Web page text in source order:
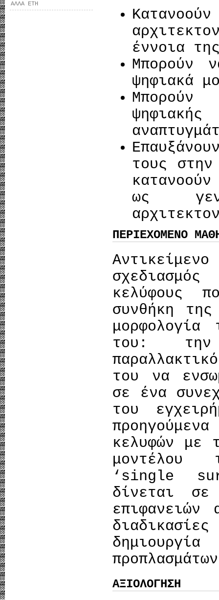
ΑΛΛΑ ΕΤΗ
έννοια
Μπορούν
ψηφιακά
Μπορούν
τους στην
ως
ΠΕΡΙΕΧΟΜΕΝΟ
κελύφους
συνθήκη
του:
του να
σε ένα
του
κελυφών με
μοντέλου
‘single
δίνεται σε
επιφανειών
ΑΞΙΟΛΟΓΗΣΗ